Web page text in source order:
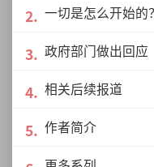
兽医服务局
（MAQIS）和
他解释，警方之
关调查行动，
一切是怎么开始的？
政府部门做出回应
相关后续报道
作者简介